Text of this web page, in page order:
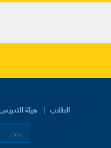
الطلاب هيئة التدريس